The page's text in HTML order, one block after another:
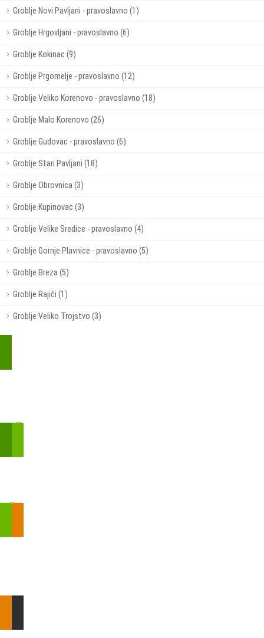
Groblje Novi Pavljani - pravoslavno (1)
Groblje Hrgovljani - pravoslavno (6)
Groblje Kokinac (9)
Groblje Prgomelje - pravoslavno (12)
Groblje Veliko Korenovo - pravoslavno (18)
Groblje Malo Korenovo (26)
Groblje Gudovac - pravoslavno (6)
Groblje Stari Pavljani (18)
Groblje Obrovnica (3)
Groblje Kupinovac (3)
Groblje Velike Sredice - pravoslavno (4)
Groblje Gornje Plavnice - pravoslavno (5)
Groblje Breza (5)
Groblje Rajići (1)
Groblje Veliko Trojstvo (3)